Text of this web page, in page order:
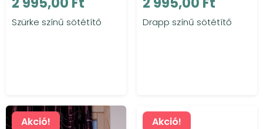
Szürke színű sötétítő Drapp színű sötétítő
Akció! Akció!